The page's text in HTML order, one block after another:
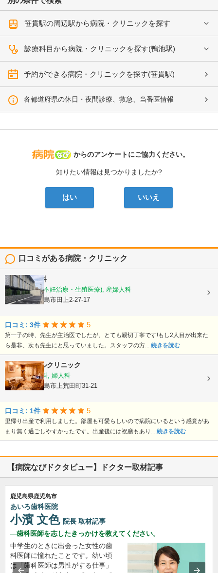
笹貫駅の周辺駅から病院・クリニックを探す
診療科目から病院・クリニックを探す(鴨池駅)
予約ができる病院・クリニックを探す(笹貫駅)
各都道府県の休日・夜間診療、救急、当番医情報
病院なび
からのアンケートにご協力ください。
知りたい情報は見つかりましたか?
はい いいえ
口コミがある病院・クリニック
徳永産婦人科
産科, 婦人科(不妊治療・生殖医療), 産婦人科
鹿児島県鹿児島市田上2-27-17
口コミ: 3件 5
第一子の時、先生が主治医でしたが、とても親切丁寧です!もし2人目が出来た
ら是非、次も先生にと思っていました。スタッフの方... 続きを読む
平野エンゼルクリニック
産婦人科, 産科, 婦人科
鹿児島県鹿児島市上荒田町31-21
口コミ: 1件 5
里帰り出産で利用しました。部屋も可愛らしいので病院にいるという感覚があ
まり無く過ごしやすかったです。出産後には祝膳もあり... 続きを読む
【病院なびドクタビュー】ドクター取材記事
鹿児島県鹿児島市
あいろ歯科医院
小濱 文色 院長 取材記事
歯科医師を志したきっかけを教えてください。
中学生のときに出会った女性の歯
科医師に憧れたことです。幼い頃
は「歯科医師は男性がする仕事」